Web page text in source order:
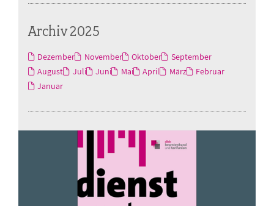
Archiv 2025
Dezember November Oktober
September
August
Juli Juni Mai April März
Februar
Januar